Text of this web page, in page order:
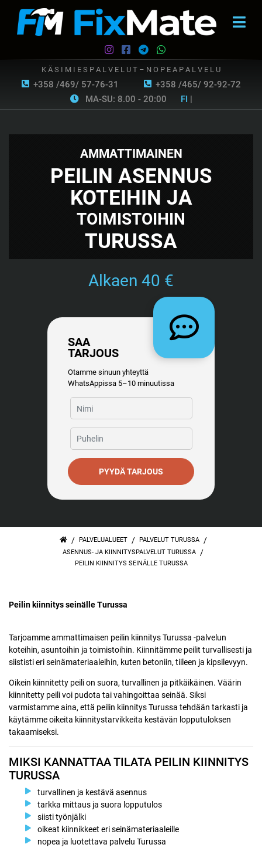
+358 /469/ 57-76-31 +358 /465/ 92-92-72
K Ä S I M I E S P A L V E L U T – N O P E A P A L V E L U
MA-SU: 8.00 - 20:00 FI |
AMMATTIMAINEN
PEILIN ASENNUS
KOTEIHIN JA
TOIMISTOIHIN
TURUSSA
Alkaen 40 €
SAA
TARJOUS
Otamme sinuun yhteyttä
WhatsAppissa 5–10 minuutissa
PYYDÄ TARJOUS
/ PALVELUALUEET / PALVELUT TURUSSA /
ASENNUS- JA KIINNITYSPALVELUT TURUSSA /
PEILIN KIINNITYS SEINÄLLE TURUSSA
Peilin kiinnitys seinälle Turussa
Tarjoamme ammattimaisen peilin kiinnitys Turussa -palvelun
koteihin, asuntoihin ja toimistoihin. Kiinnitämme peilit turvallisesti ja
siististi eri seinämateriaaleihin, kuten betoniin, tiileen ja kipsilevyyn.
Oikein kiinnitetty peili on suora, turvallinen ja pitkäikäinen. Väärin
kiinnitetty peili voi pudota tai vahingoittaa seinää. Siksi
varmistamme aina, että peilin kiinnitys Turussa tehdään tarkasti ja
käytämme oikeita kiinnitystarvikkeita kestävän lopputuloksen
takaamiseksi.
MIKSI KANNATTAA TILATA PEILIN KIINNITYS
TURUSSA
turvallinen ja kestävä asennus
tarkka mittaus ja suora lopputulos
siisti työnjälki
oikeat kiinnikkeet eri seinämateriaaleille
nopea ja luotettava palvelu Turussa